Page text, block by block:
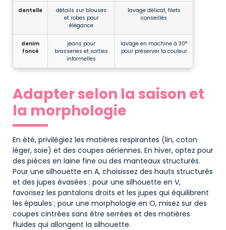
dentelle
détails sur blouses
et robes pour
élégance
lavage délicat, filets
conseillés
denim
foncé
jeans pour
brasseries et sorties
informelles
lavage en machine à 30°
pour préserver la couleur
Adapter selon la saison et
la morphologie
En été, privilégiez les matières respirantes (lin, coton
léger, soie) et des coupes aériennes. En hiver, optez pour
des pièces en laine fine ou des manteaux structurés.
Pour une silhouette en A, choisissez des hauts structurés
et des jupes évasées ; pour une silhouette en V,
favorisez les pantalons droits et les jupes qui équilibrent
les épaules ; pour une morphologie en O, misez sur des
coupes cintrées sans être serrées et des matières
fluides qui allongent la silhouette.